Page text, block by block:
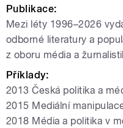
Publikace:
Mezi léty 1996–2026
odborné literatury a
z oboru média a
Příklady:
2013 Česká politika a
2015 Mediální
2018 Média a politika v